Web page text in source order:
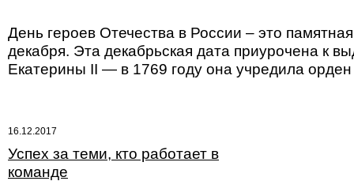
День героев Отечества в России – это
декабря. Эта декабрьская дата приурочена к
Екатерины II — в 1769 году она учредила
16.12.2017
Успех за теми, кто работает в
команде